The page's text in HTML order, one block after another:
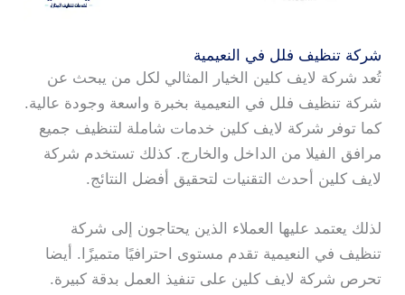
شركة تنظيف فلل في النعيمية
تُعد شركة لايف كلين الخيار المثالي لكل من يبحث عن
شركة تنظيف فلل في النعيمية بخبرة واسعة وجودة عالية.
كما توفر شركة لايف كلين خدمات شاملة لتنظيف جميع
مرافق الفيلا من الداخل والخارج. كذلك تستخدم شركة
لايف كلين أحدث التقنيات لتحقيق أفضل النتائج.
لذلك يعتمد عليها العملاء الذين يحتاجون إلى شركة
تنظيف في النعيمية تقدم مستوى احترافيًا متميزًا. أيضا
تحرص شركة لايف كلين على تنفيذ العمل بدقة كبيرة.